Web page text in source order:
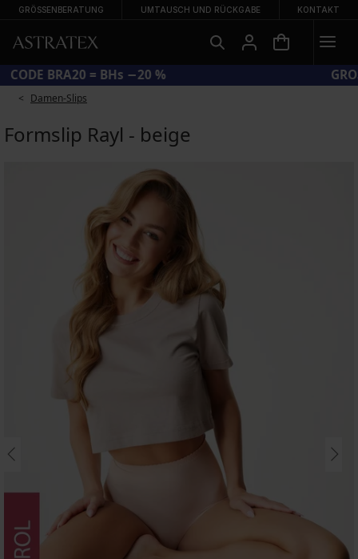
GRÖSSENBERATUNG UMTAUSCH UND RÜCKGABE KONTAKT
CODE BRA20 = BHs −20 %
Damen-Slips
Formslip Rayl - beige